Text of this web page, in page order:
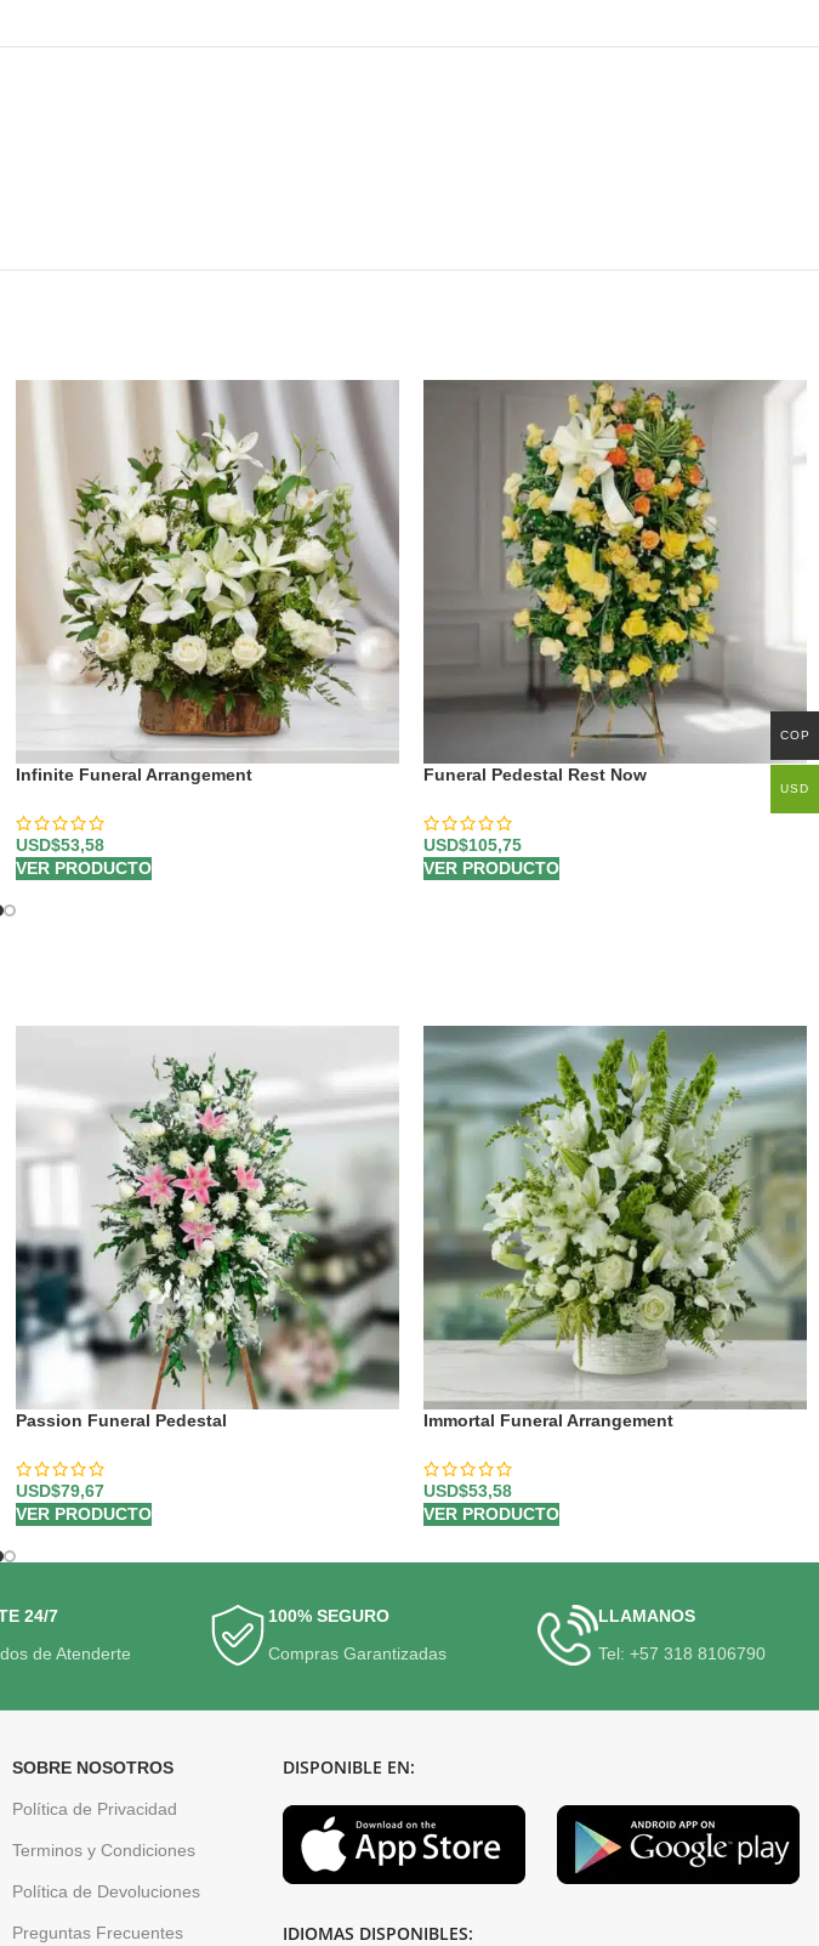
Infinite Funeral Arrangement
USD$53,58
VER PRODUCTO
Funeral Pedestal Rest Now
USD$105,75
VER PRODUCTO
Passion Funeral Pedestal
USD$79,67
VER PRODUCTO
Immortal Funeral Arrangement
USD$53,58
VER PRODUCTO
24/7
de Atenderte
100% SEGURO
Compras Garantizadas
LLAMANOS
Tel: +57 318 8106790
SOBRE NOSOTROS
Política de Privacidad
Terminos y Condiciones
Política de Devoluciones
Preguntas Frecuentes
DISPONIBLE EN:
IDIOMAS DISPONIBLES:
COP
USD